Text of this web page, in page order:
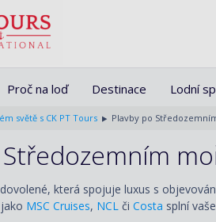
Proč na loď Destinace Lodní
světě s CK PT Tours Plavby po
která spojuje luxus s
MSC Cruises, NCL či Costa splní